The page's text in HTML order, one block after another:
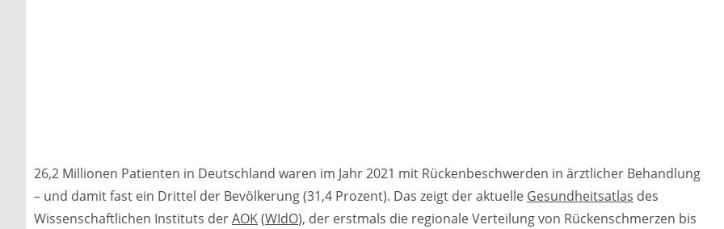
26,2 Millionen Patienten in Deutschland waren im Jahr 2021 mit Rückenbeschwerden in ärztlicher Behandlung
– und damit fast ein Drittel der Bevölkerung (31,4 Prozent). Das zeigt der aktuelle Gesundheitsatlas des
Wissenschaftlichen Instituts derAOK(WIdO), der erstmals die regionale Verteilung von Rückenschmerzen bis